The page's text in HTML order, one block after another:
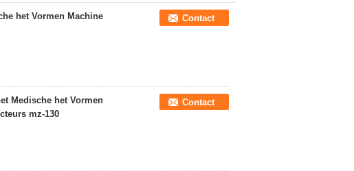
het Vormen Machine Contact
Medische het Vormen
mz-130
Contact